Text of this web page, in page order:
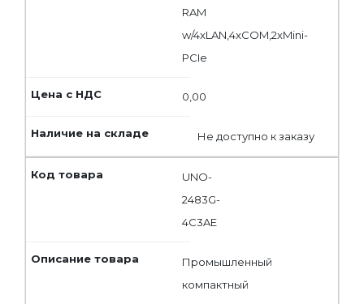
RAM
w/4xLAN,4xCOM,2xMini-
PCIe
0,00
Не доступно к заказу
UNO-
2483G-
4C3AE
Промышленный
компактный